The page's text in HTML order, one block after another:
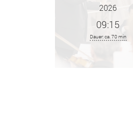
2026
09:15
Dauer: ca. 70 min